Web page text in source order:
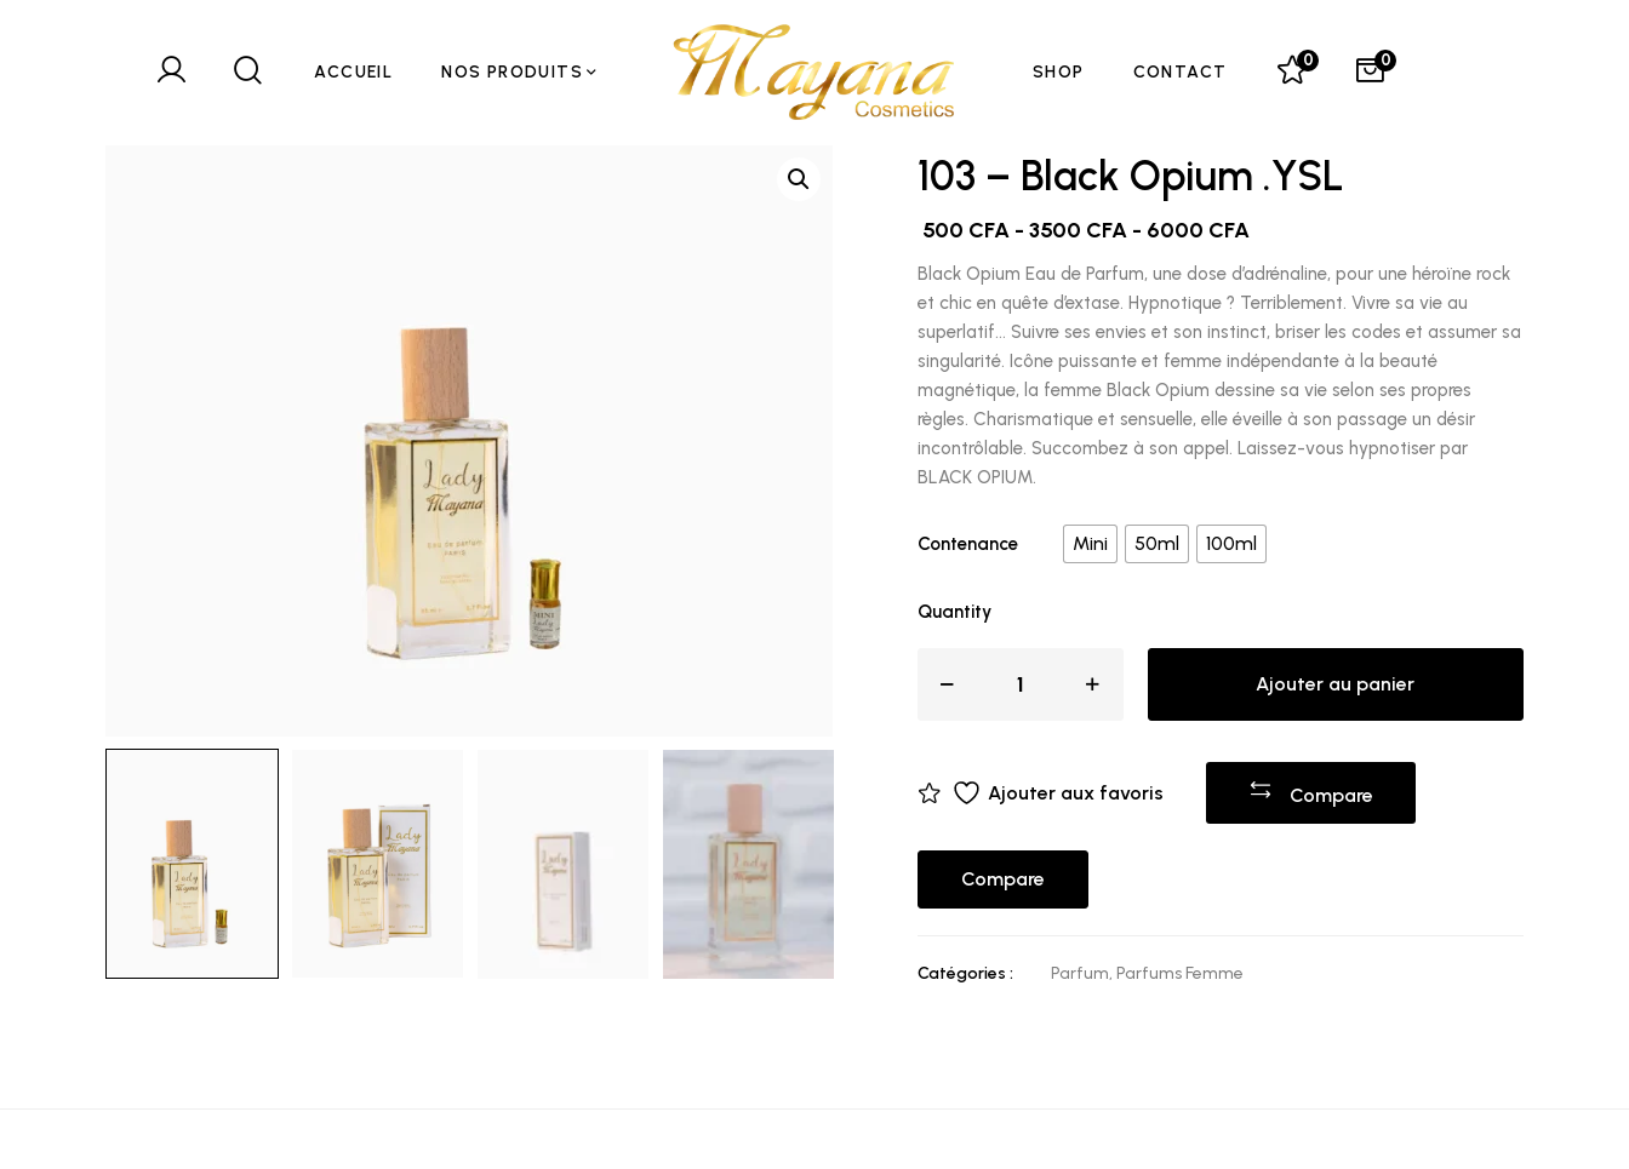
ACCUEIL NOS PRODUITS SHOP CONTACT
0 0
103 – Black Opium .YSL
500 CFA- 3500 CFA- 6000 CFA
Black Opium Eau de Parfum, une dose d’adrénaline, pour une héroïne rock
et chic en quête d’extase. Hypnotique ? Terriblement. Vivre sa vie au
superlatif… Suivre ses envies et son instinct, briser les codes et assumer sa
singularité. Icône puissante et femme indépendante à la beauté
magnétique, la femme Black Opium dessine sa vie selon ses propres
règles. Charismatique et sensuelle, elle éveille à son passage un désir
incontrôlable. Succombez à son appel. Laissez-vous hypnotiser par
BLACK OPIUM.
Contenance Mini 50ml 100ml
Quantity
Ajouter au panier
Ajouter aux favoris Compare
Compare
Catégories : Parfum, Parfums Femme